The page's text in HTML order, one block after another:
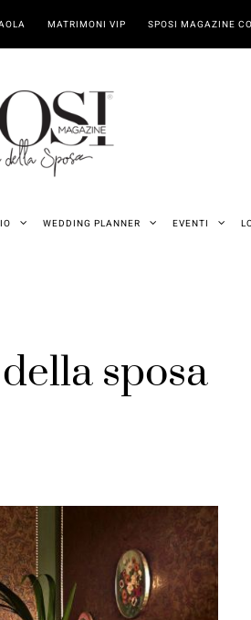
MATRIMONI VIP SPOSI MAGAZINE
WEDDING PLANNER EVENTI
sposa